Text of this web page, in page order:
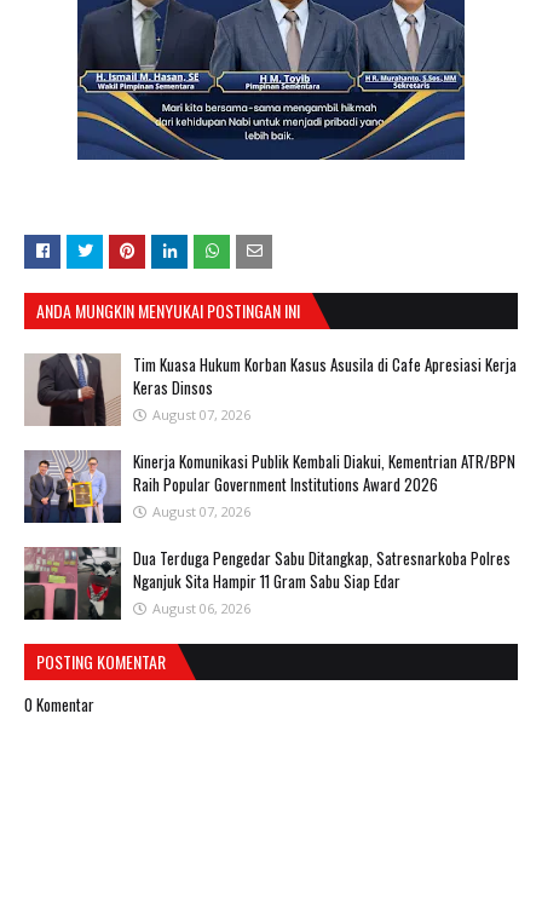
ANDA MUNGKIN MENYUKAI POSTINGAN INI
Tim Kuasa Hukum Korban Kasus Asusila di Cafe Apresiasi Kerja
Keras Dinsos
August 07, 2026
Kinerja Komunikasi Publik Kembali Diakui, Kementrian ATR/BPN
Raih Popular Government Institutions Award 2026
August 07, 2026
Dua Terduga Pengedar Sabu Ditangkap, Satresnarkoba Polres
Nganjuk Sita Hampir 11 Gram Sabu Siap Edar
August 06, 2026
POSTING KOMENTAR
0 Komentar